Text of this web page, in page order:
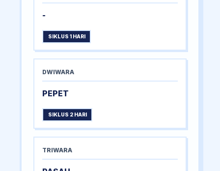
-
SIKLUS 1 HARI
DWIWARA
PEPET
SIKLUS 2 HARI
TRIWARA